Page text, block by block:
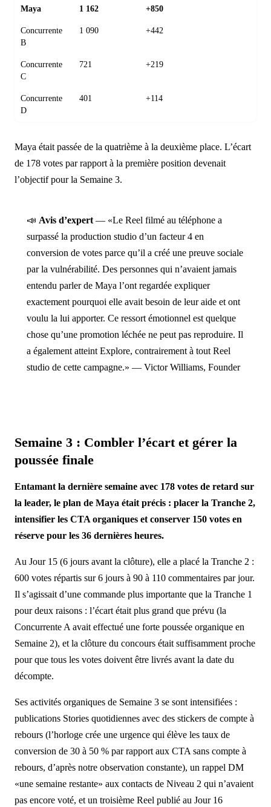
Maya 1 162 +850
Concurrente
B
1 090 +442
Concurrente
C
721 +219
Concurrente
D
401 +114
Maya était passée de la quatrième à la deuxième place. L’écart
de 178 votes par rapport à la première position devenait
l’objectif pour la Semaine 3.
📣 Avis d’expert — «Le Reel filmé au téléphone a
surpassé la production studio d’un facteur 4 en
conversion de votes parce qu’il a créé une preuve sociale
par la vulnérabilité. Des personnes qui n’avaient jamais
entendu parler de Maya l’ont regardée expliquer
exactement pourquoi elle avait besoin de leur aide et ont
voulu la lui apporter. Ce ressort émotionnel est quelque
chose qu’une promotion léchée ne peut pas reproduire. Il
a également atteint Explore, contrairement à tout Reel
studio de cette campagne.» — Victor Williams, Founder
Semaine 3 : Combler l’écart et gérer la
poussée finale
Entamant la dernière semaine avec 178 votes de retard sur
la leader, le plan de Maya était précis : placer la Tranche 2,
intensifier les CTA organiques et conserver 150 votes en
réserve pour les 36 dernières heures.
Au Jour 15 (6 jours avant la clôture), elle a placé la Tranche 2 :
600 votes répartis sur 6 jours à 90 à 110 commentaires par jour.
Il s’agissait d’une commande plus importante que la Tranche 1
pour deux raisons : l’écart était plus grand que prévu (la
Concurrente A avait effectué une forte poussée organique en
Semaine 2), et la clôture du concours était suffisamment proche
pour que tous les votes doivent être livrés avant la date du
décompte.
Ses activités organiques de Semaine 3 se sont intensifiées :
publications Stories quotidiennes avec des stickers de compte à
rebours (l’horloge crée une urgence qui élève les taux de
conversion de 30 à 50 % par rapport aux CTA sans compte à
rebours, d’après notre observation constante), un rappel DM
«une semaine restante» aux contacts de Niveau 2 qui n’avaient
pas encore voté, et un troisième Reel publié au Jour 16